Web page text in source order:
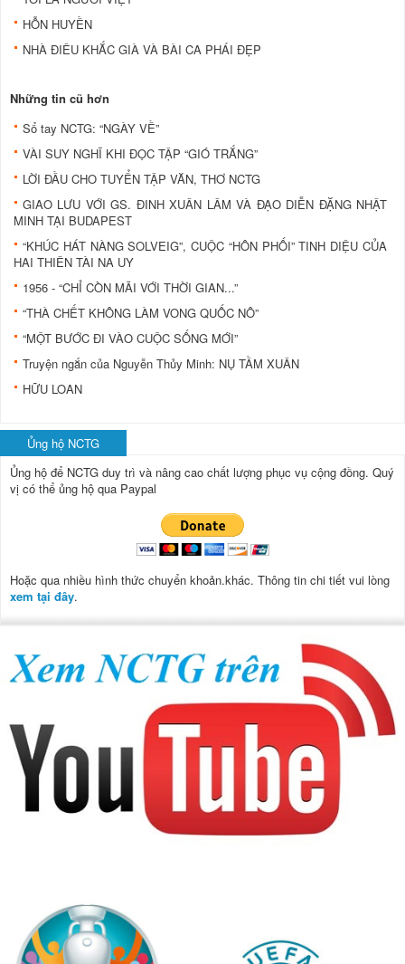
HỖN HUYỀN
NHÀ ĐIÊU KHẮC GIÀ VÀ BÀI CA PHÁI ĐẸP
Những tin cũ hơn
Sổ tay NCTG: “NGÀY VỀ”
VÀI SUY NGHĨ KHI ĐỌC TẬP “GIÓ TRẮNG”
LỜI ĐẦU CHO TUYỂN TẬP VĂN, THƠ NCTG
GIAO LƯU VỚI GS. ĐINH XUÂN LÂM VÀ ĐẠO DIỄN ĐẶNG NHẬT
MINH TẠI BUDAPEST
“KHÚC HÁT NÀNG SOLVEIG”, CUỘC “HÔN PHỐI” TINH DIỆU CỦA
HAI THIÊN TÀI NA UY
1956 - “CHỈ CÒN MÃI VỚI THỜI GIAN...”
“THÀ CHẾT KHÔNG LÀM VONG QUỐC NÔ”
“MỘT BƯỚC ĐI VÀO CUỘC SỐNG MỚI”
Truyện ngắn của Nguyễn Thủy Minh: NỤ TẦM XUÂN
HỮU LOAN
Ủng hộ NCTG
Ủng hộ để NCTG duy trì và nâng cao chất lượng phục vụ cộng đồng. Quý
vị có thể ủng hộ qua Paypal
Hoặc qua nhiều hình thức chuyển khoản.khác. Thông tin chi tiết vui lòng
xem tại đây.